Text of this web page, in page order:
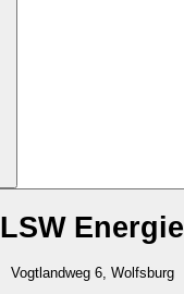
LSW Energie
Vogtlandweg 6, Wolfsburg